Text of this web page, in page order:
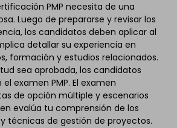
PMP necesita de una
Luego de prepararse y revisar los
los candidatos deben aplicar al
detallar su experiencia en
formación y estudios relacionados.
sea aprobada, los candidatos
examen PMP. El examen
de opción múltiple y escenarios
evalúa tu comprensión de los
técnicas de gestión de proyectos.